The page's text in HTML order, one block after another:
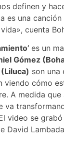
definen y
es una
cuenta
es un
Gómez
son una
viendo cómo
A medida
va
video se
David